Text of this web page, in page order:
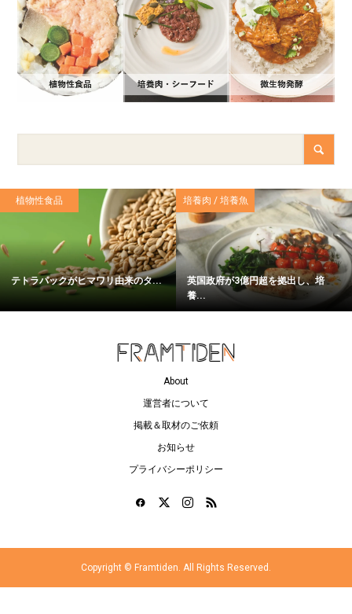
植物性食品
テトラパックがヒマワリ由来のタ...
培養肉 / 培養魚
英国政府が3億円超を拠出し、培
養...
About
運営者について
掲載＆取材のご依頼
お知らせ
プライバシーポリシー
Copyright © Framtiden. All Rights Reserved.